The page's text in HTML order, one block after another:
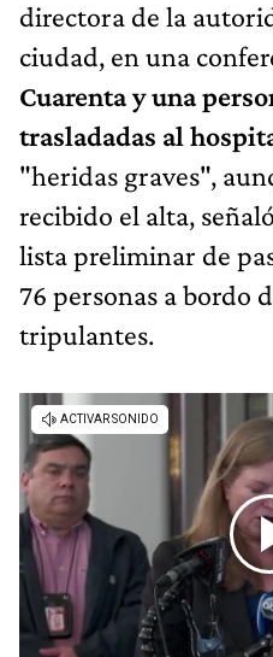
directora de la
ciudad, en una
Cuarenta y una
trasladadas al
"heridas graves",
recibido el alta,
lista preliminar de
76 personas a bordo
tripulantes.